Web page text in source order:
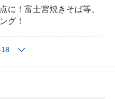
に！富士宮焼きそば等、
グ！
18